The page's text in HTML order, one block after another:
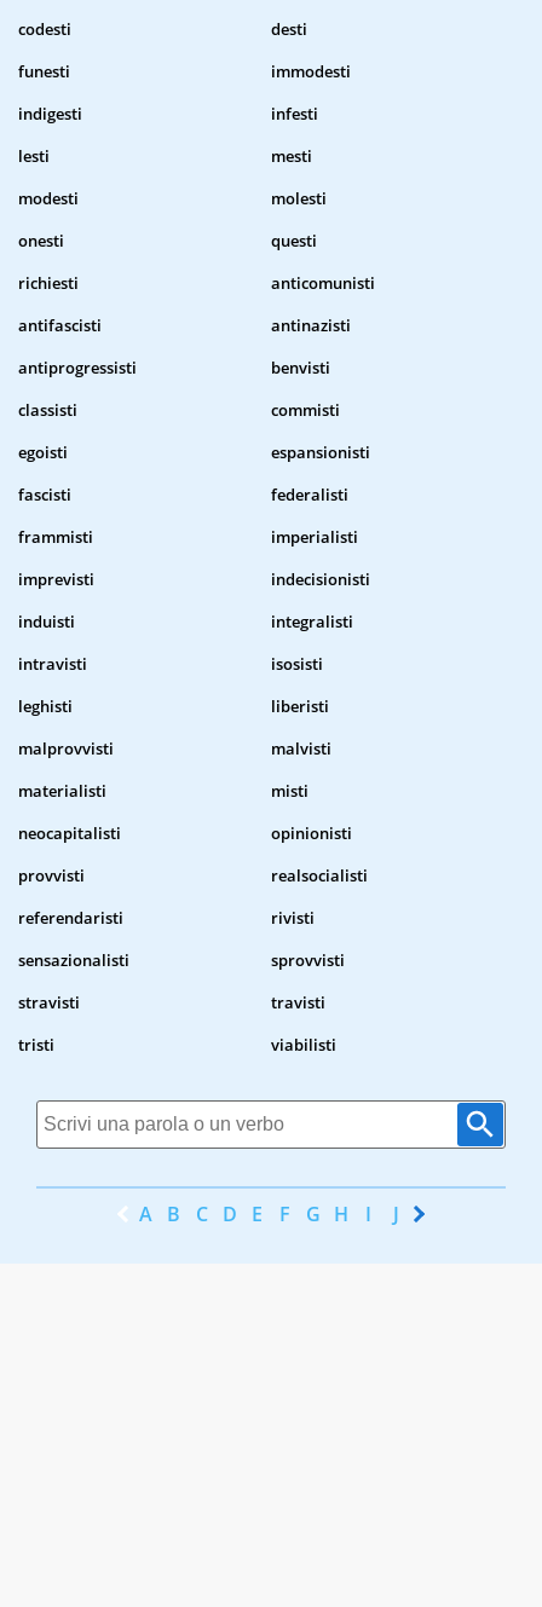
codesti
desti
funesti
immodesti
indigesti
infesti
lesti
mesti
modesti
molesti
onesti
questi
richiesti
anticomunisti
antifascisti
antinazisti
antiprogressisti
benvisti
classisti
commisti
egoisti
espansionisti
fascisti
federalisti
frammisti
imperialisti
imprevisti
indecisionisti
induisti
integralisti
intravisti
isosisti
leghisti
liberisti
malprovvisti
malvisti
materialisti
misti
neocapitalisti
opinionisti
provvisti
realsocialisti
referendaristi
rivisti
sensazionalisti
sprovvisti
stravisti
travisti
tristi
viabilisti
A B C D E F G H I J K